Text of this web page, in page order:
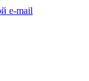
e-mail